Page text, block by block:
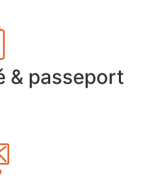
& passeport